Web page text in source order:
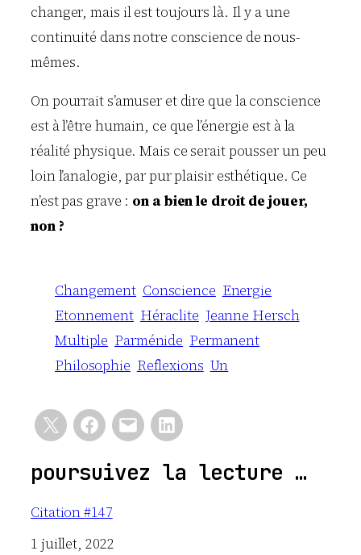
changer, mais il est toujours là. Il y a une
continuité dans notre conscience de nous-
mêmes.
On pourrait s’amuser et dire que la conscience
est à l’être humain, ce que l’énergie est à la
réalité physique. Mais ce serait pousser un peu
loin l’analogie, par pur plaisir esthétique. Ce
n’est pas grave : on a bien le droit de jouer,
non ?
Changement Conscience Energie
Etonnement Héraclite Jeanne Hersch
Multiple Parménide Permanent
Philosophie Reflexions Un
poursuivez la lecture …
Citation #147
Date
1 juillet, 2022